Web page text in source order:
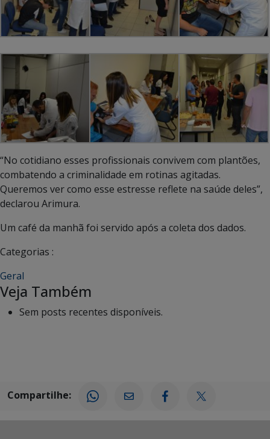
“No cotidiano esses profissionais convivem com plantões,
combatendo a criminalidade em rotinas agitadas.
Queremos ver como esse estresse reflete na saúde deles”,
declarou Arimura.
Um café da manhã foi servido após a coleta dos dados.
Categorias :
Geral
Veja Também
Sem posts recentes disponíveis.
Compartilhe: